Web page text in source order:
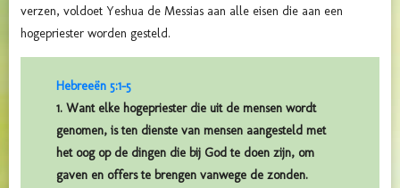
verzen, voldoet Yeshua de Messias aan alle eisen die aan een
hogepriester worden gesteld.
Hebreeën 5:1-5
1. Want elke hogepriester die uit de mensen wordt
genomen, is ten dienste van mensen aangesteld met
het oog op de dingen die bij God te doen zijn, om
gaven en offers te brengen vanwege de zonden.